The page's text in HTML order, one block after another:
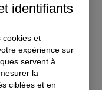
identifiants
cookies et
expérience sur
servent à
la
ciblées et en